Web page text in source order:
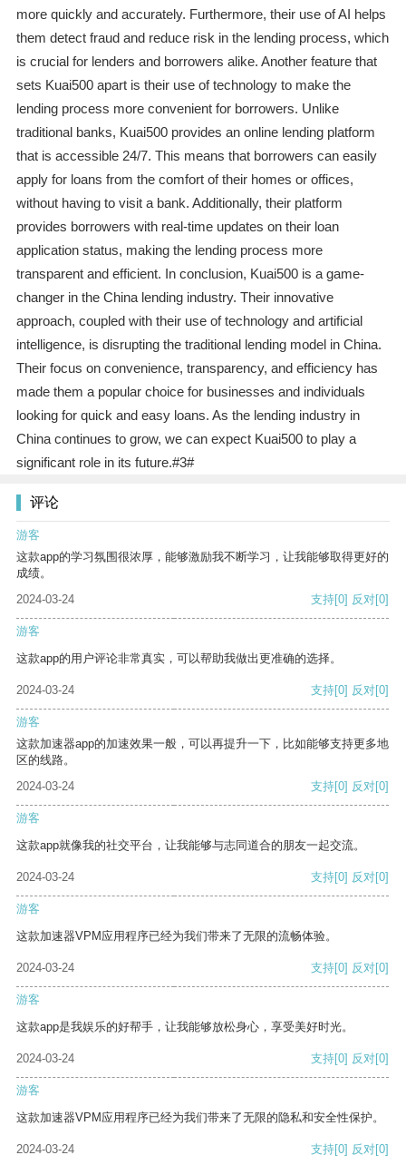
more quickly and accurately. Furthermore, their use of AI helps
them detect fraud and reduce risk in the lending process, which
is crucial for lenders and borrowers alike. Another feature that
sets Kuai500 apart is their use of technology to make the
lending process more convenient for borrowers. Unlike
traditional banks, Kuai500 provides an online lending platform
that is accessible 24/7. This means that borrowers can easily
apply for loans from the comfort of their homes or offices,
without having to visit a bank. Additionally, their platform
provides borrowers with real-time updates on their loan
application status, making the lending process more
transparent and efficient. In conclusion, Kuai500 is a game-
changer in the China lending industry. Their innovative
approach, coupled with their use of technology and artificial
intelligence, is disrupting the traditional lending model in China.
Their focus on convenience, transparency, and efficiency has
made them a popular choice for businesses and individuals
looking for quick and easy loans. As the lending industry in
China continues to grow, we can expect Kuai500 to play a
significant role in its future.#3#
评论
游客
这款app的学习氛围很浓厚，能够激励我不断学习，让我能够取得更好的
成绩。
2024-03-24
支持[0] 反对[0]
游客
这款app的用户评论非常真实，可以帮助我做出更准确的选择。
2024-03-24 支持[0] 反对[0]
游客
这款加速器app的加速效果一般，可以再提升一下，比如能够支持更多地
区的线路。
2024-03-24
支持[0] 反对[0]
游客
这款app就像我的社交平台，让我能够与志同道合的朋友一起交流。
2024-03-24 支持[0] 反对[0]
游客
这款加速器VPM应用程序已经为我们带来了无限的流畅体验。
2024-03-24 支持[0] 反对[0]
游客
这款app是我娱乐的好帮手，让我能够放松身心，享受美好时光。
2024-03-24 支持[0] 反对[0]
游客
这款加速器VPM应用程序已经为我们带来了无限的隐私和安全性保护。
2024-03-24 支持[0] 反对[0]